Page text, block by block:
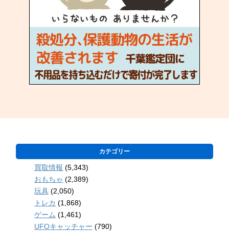
カテゴリー
買取情報 (5,343)
おもちゃ (2,389)
玩具 (2,050)
トレカ (1,868)
ゲーム (1,461)
UFOキャッチャー (790)